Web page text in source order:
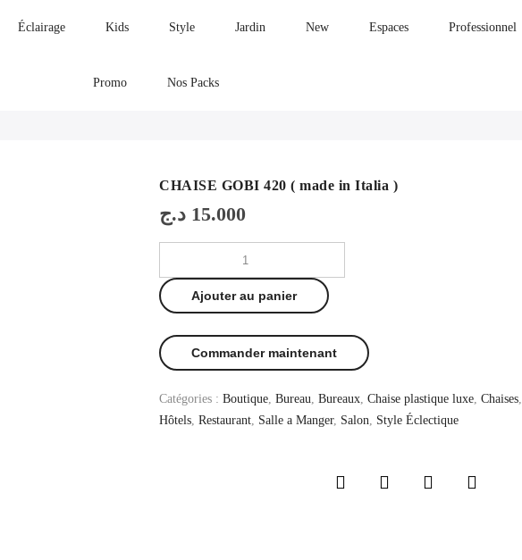
Éclairage Kids Style Jardin New Espaces Professionnel
Promo Nos Packs
CHAISE GOBI 420 ( made in Italia )
15.000 د.ج
Ajouter au panier
Commander maintenant
Catégories : Boutique, Bureau, Bureaux, Chaise plastique luxe, Chaises,
Hôtels, Restaurant, Salle a Manger, Salon, Style Éclectique